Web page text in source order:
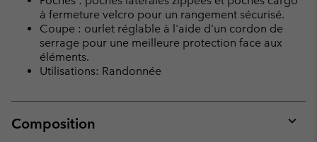
à fermeture velcro pour un rangement sécurisé.
Coupe : ourlet réglable à l'aide d'un cordon de
serrage pour une meilleure protection face aux
éléments.
Utilisations: Randonnée
Composition